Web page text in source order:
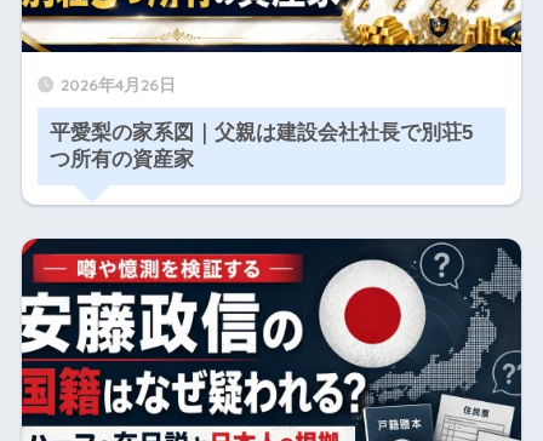
2026年4月26日
平愛梨の家系図｜父親は建設会社社長で別荘5
つ所有の資産家